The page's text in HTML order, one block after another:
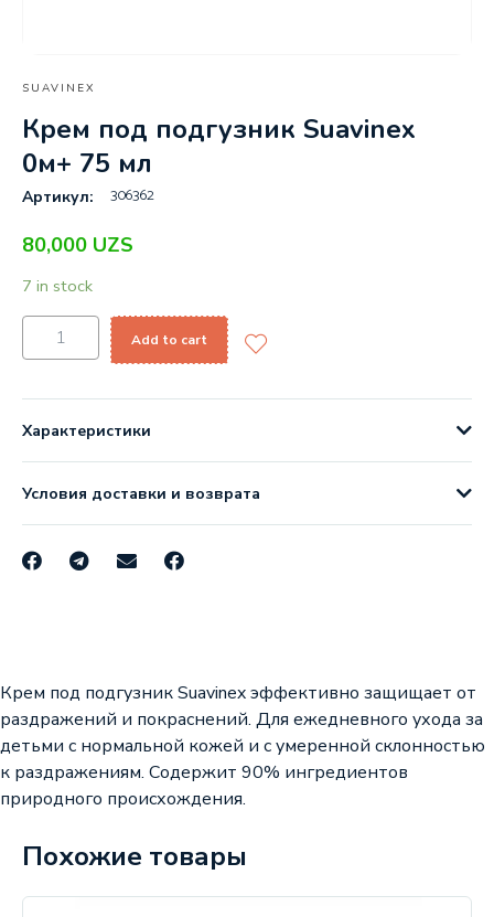
SUAVINEX
Крем под подгузник Suavinex
0м+ 75 мл
Артикул: 306362
80,000 UZS
7 in stock
Add to cart
Характеристики
Условия доставки и возврата
Крем под подгузник Suavinex эффективно защищает от
раздражений и покраснений. Для ежедневного ухода за
детьми с нормальной кожей и с умеренной склонностью
к раздражениям. Содержит 90% ингредиентов
природного происхождения.
Похожие товары